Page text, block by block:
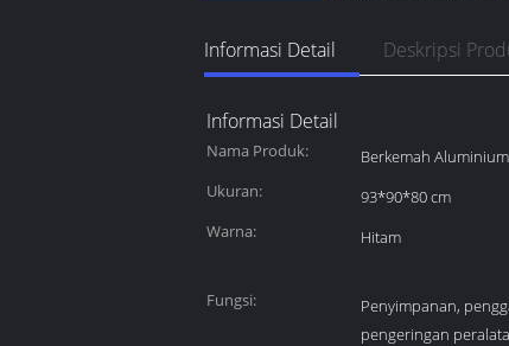
Informasi Detail Deskripsi
Informasi Detail
Nama Produk: Berkemah
Ukuran:
93*90*80 cm
Warna:
Hitam
Fungsi:
Penyimpanan,
pengeringan